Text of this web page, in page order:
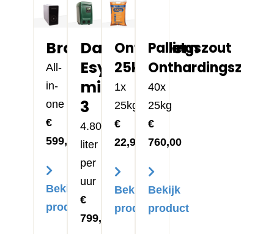
Bronwatersysteem
All-
in-
one
€
599,00
Bekijk
product
Dab
Esybox
mini
3
4.800
liter
per
uur
€
799,00
Onthardingszout
25kg
1x
25kg
€
22,95
Bekijk
product
Pallet
Onthardingszout
40x
25kg
€
760,00
Bekijk
product